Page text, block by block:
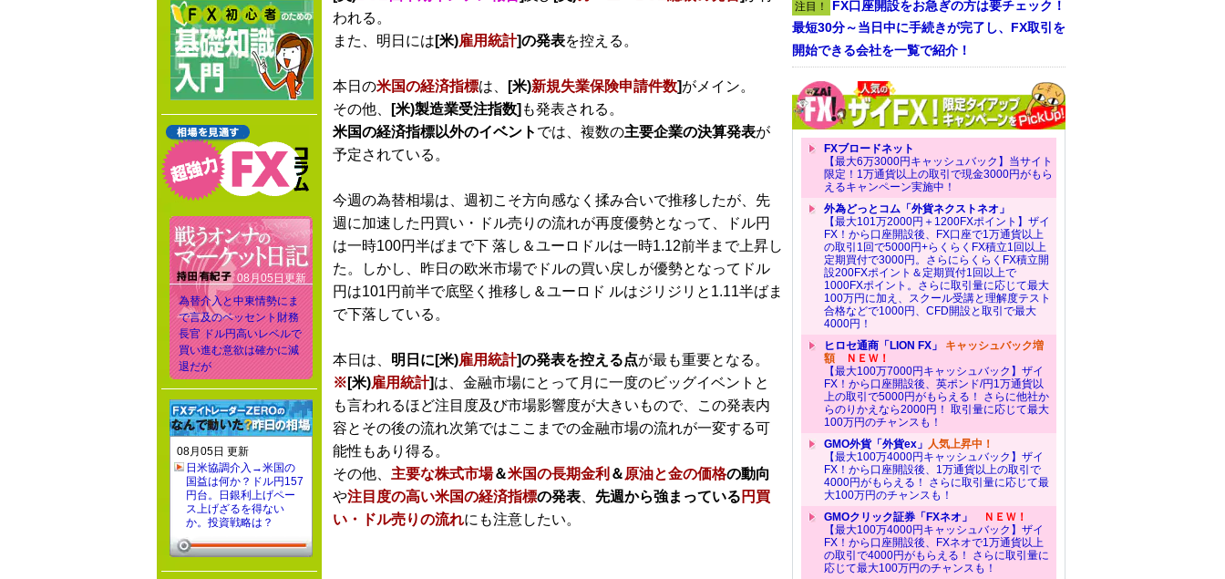
われる。
また、明日には [米)雇用統計]の発表を控える。
本日の米国の経済指標は、 [米)新規失業保険申請件数]がメイン。
その他、
[米)製造業受注指数] も発表される。
米国の経済指標以外のイベント では、複数の主要企業の決算発表が
予定されている。
今週の為替相場は、週初こそ方向感なく揉み合いで推移したが、先
週に加速した円買い・ドル売りの流れが再度優勢となって、ドル円
は一時100円半ばまで下 落し＆ユーロドルは一時1.12前半まで上昇し
た。しかし、昨日の欧米市場でドルの買い戻しが優勢となってドル
円は101円前半で底堅く推移し＆ユーロド ルはジリジリと1.11半ばま
で下落している。
本日は、 明日に[米)雇用統計]の発表を控える点が最も重要となる。
※ [米)雇用統計]は、金融市場にとって月に一度のビッグイベントと
も言われるほど注目度及び市場影響度が大きいもので、この発表内
容とその後の流れ次第ではここまでの金融市場の流れが一変する可
能性もあり得る。
その他、 主要な株式市場＆米国の長期金利 ＆ 原油と金の価格の動向
や注目度の高い米国の経済指標の発表 先週から強まっている 円買
い・ドル売りの流れにも注意したい。
注目！ FX口座開設をお急ぎの方は要チェック！
最短30分～当日中に手続きが完了し、FX取引を
開始できる会社を一覧で紹介！
FXブロードネット
【最大6万3000円キャッシュバック】当サイト
限定！1万通貨以上の取引で現金3000円がもら
えるキャンペーン実施中！
外為どっとコム「外貨ネクストネオ」
【最大101万2000円＋1200FXポイント】ザイ
FX！から口座開設後、FX口座で1万通貨以上
の取引1回で5000円+らくらくFX積立1回以上
定期買付で3000円。さらにらくらくFX積立開
設200FXポイント＆定期買付1回以上で
1000FXポイント。さらに取引量に応じて最大
100万円に加え、スクール受講と理解度テスト
合格などで1000円、CFD開設と取引で最大
4000円！
ヒロセ通商「LION FX」 キャッシュバック増
額ＮＥＷ！
【最大100万7000円キャッシュバック】ザイ
FX！から口座開設後、英ポンド/円1万通貨以
上の取引で5000円がもらえる！ さらに他社か
らのりかえなら2000円！ 取引量に応じて最大
100万円のチャンスも！
GMO外貨「外貨ex」 人気上昇中！
【最大100万4000円キャッシュバック】ザイ
FX！から口座開設後、1万通貨以上の取引で
4000円がもらえる！ さらに取引量に応じて最
大100万円のチャンスも！
GMOクリック証券「FXネオ」
ＮＥＷ！
【最大100万4000円キャッシュバック】ザイ
FX！から口座開設後、FXネオで1万通貨以上
の取引で4000円がもらえる！ さらに取引量に
応じて最大100万円のチャンスも！
08月05日更新
為替介入と中東情勢にま
で言及のベッセント財務
長官 ドル円高いレベルで
買い進む意欲は確かに減
退だが
08月05日 更新
日米協調介入→米国の
国益は何か？ドル円157
円台。日銀利上げペー
ス上げざるを得ない
か。投資戦略は？